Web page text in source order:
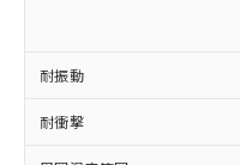
耐振動
耐衝撃
正式な納期
様のお取
ムロン制
オムロン
(PBDE) 1000ppm以
ル) (DEHP)(別名：
ルベンジル（BBP）
（DBP） 1000ppm
但し、RoHS指令で産
フタル酸エステル類
Cr(Ⅵ)(六価クロム) :
ニル類) : 1000ppm、
イソブチル) :
DEHP(フタル酸ビス
当社は規制
いよう必要
当社は貴社
ル、化学兵
一定数
一定
在庫